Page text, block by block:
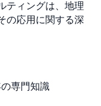
ティングは、地理
の応用に関する深
専門知識